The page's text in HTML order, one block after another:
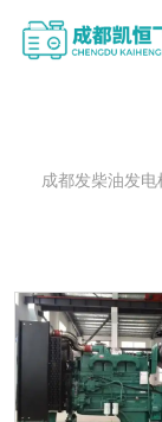
成都发柴油发